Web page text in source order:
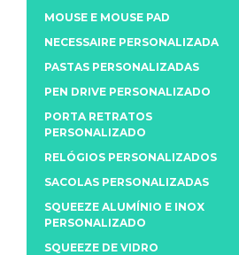
MOUSE E MOUSE PAD
NECESSAIRE PERSONALIZADA
PASTAS PERSONALIZADAS
PEN DRIVE PERSONALIZADO
PORTA RETRATOS
PERSONALIZADO
RELÓGIOS PERSONALIZADOS
SACOLAS PERSONALIZADAS
SQUEEZE ALUMÍNIO E INOX
PERSONALIZADO
SQUEEZE DE VIDRO